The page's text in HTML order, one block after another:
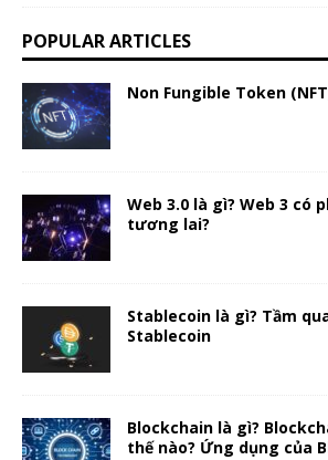
POPULAR ARTICLES
Non Fungible Token
Web 3.0 là gì? Web 3 có
tương lai?
Stablecoin là gì? Tầm
Stablecoin
Blockchain là gì?
thế nào? Ứng dụng của